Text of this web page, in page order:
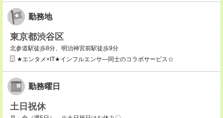
勤務地
東京都渋谷区
北参道駅徒歩8分、明治神宮前駅徒歩9分
★エンタメ×IT★インフルエンサ―同士のコラボサービス☆
勤務曜日
土日祝休